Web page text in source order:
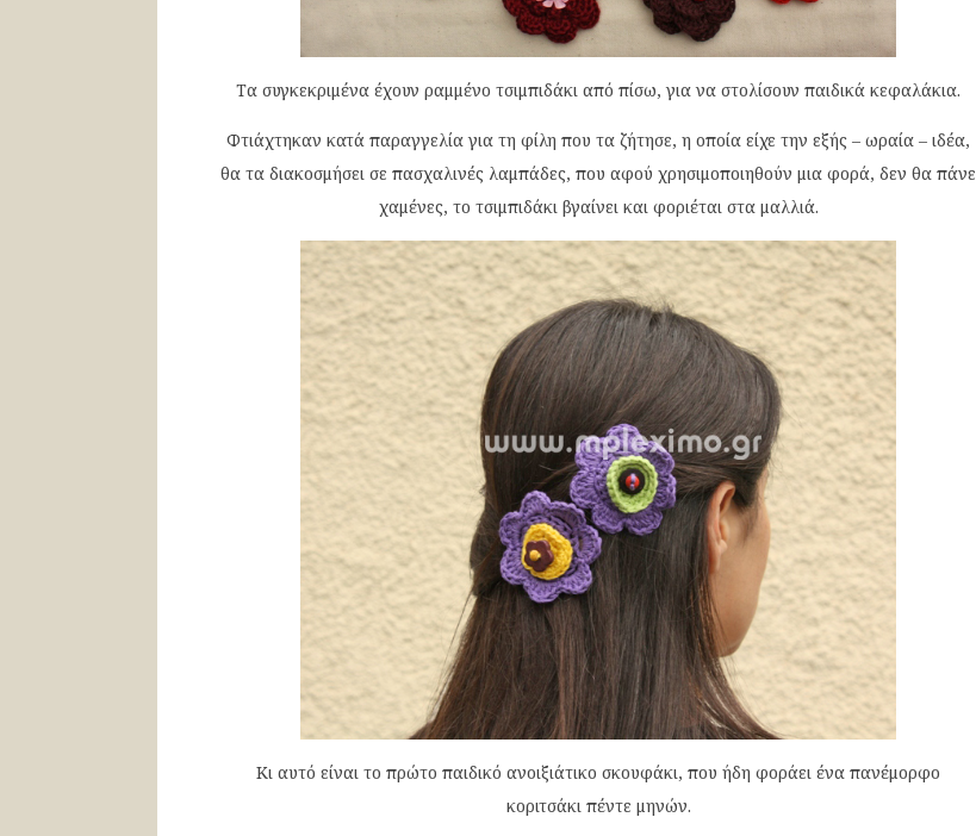
Τα συγκεκριμένα έχουν ραμμένο τσιμπιδάκι από πίσω, για να στολίσουν παιδικά κεφαλάκια.
Φτιάχτηκαν κατά παραγγελία για τη φίλη που τα ζήτησε, η οποία είχε την εξής – ωραία – ιδέα,
θα τα διακοσμήσει σε πασχαλινές λαμπάδες, που αφού χρησιμοποιηθούν μια φορά, δεν θα πάνε
χαμένες, το τσιμπιδάκι βγαίνει και φοριέται στα μαλλιά.
Κι αυτό είναι το πρώτο παιδικό ανοιξιάτικο σκουφάκι, που ήδη φοράει ένα πανέμορφο
κοριτσάκι πέντε μηνών.